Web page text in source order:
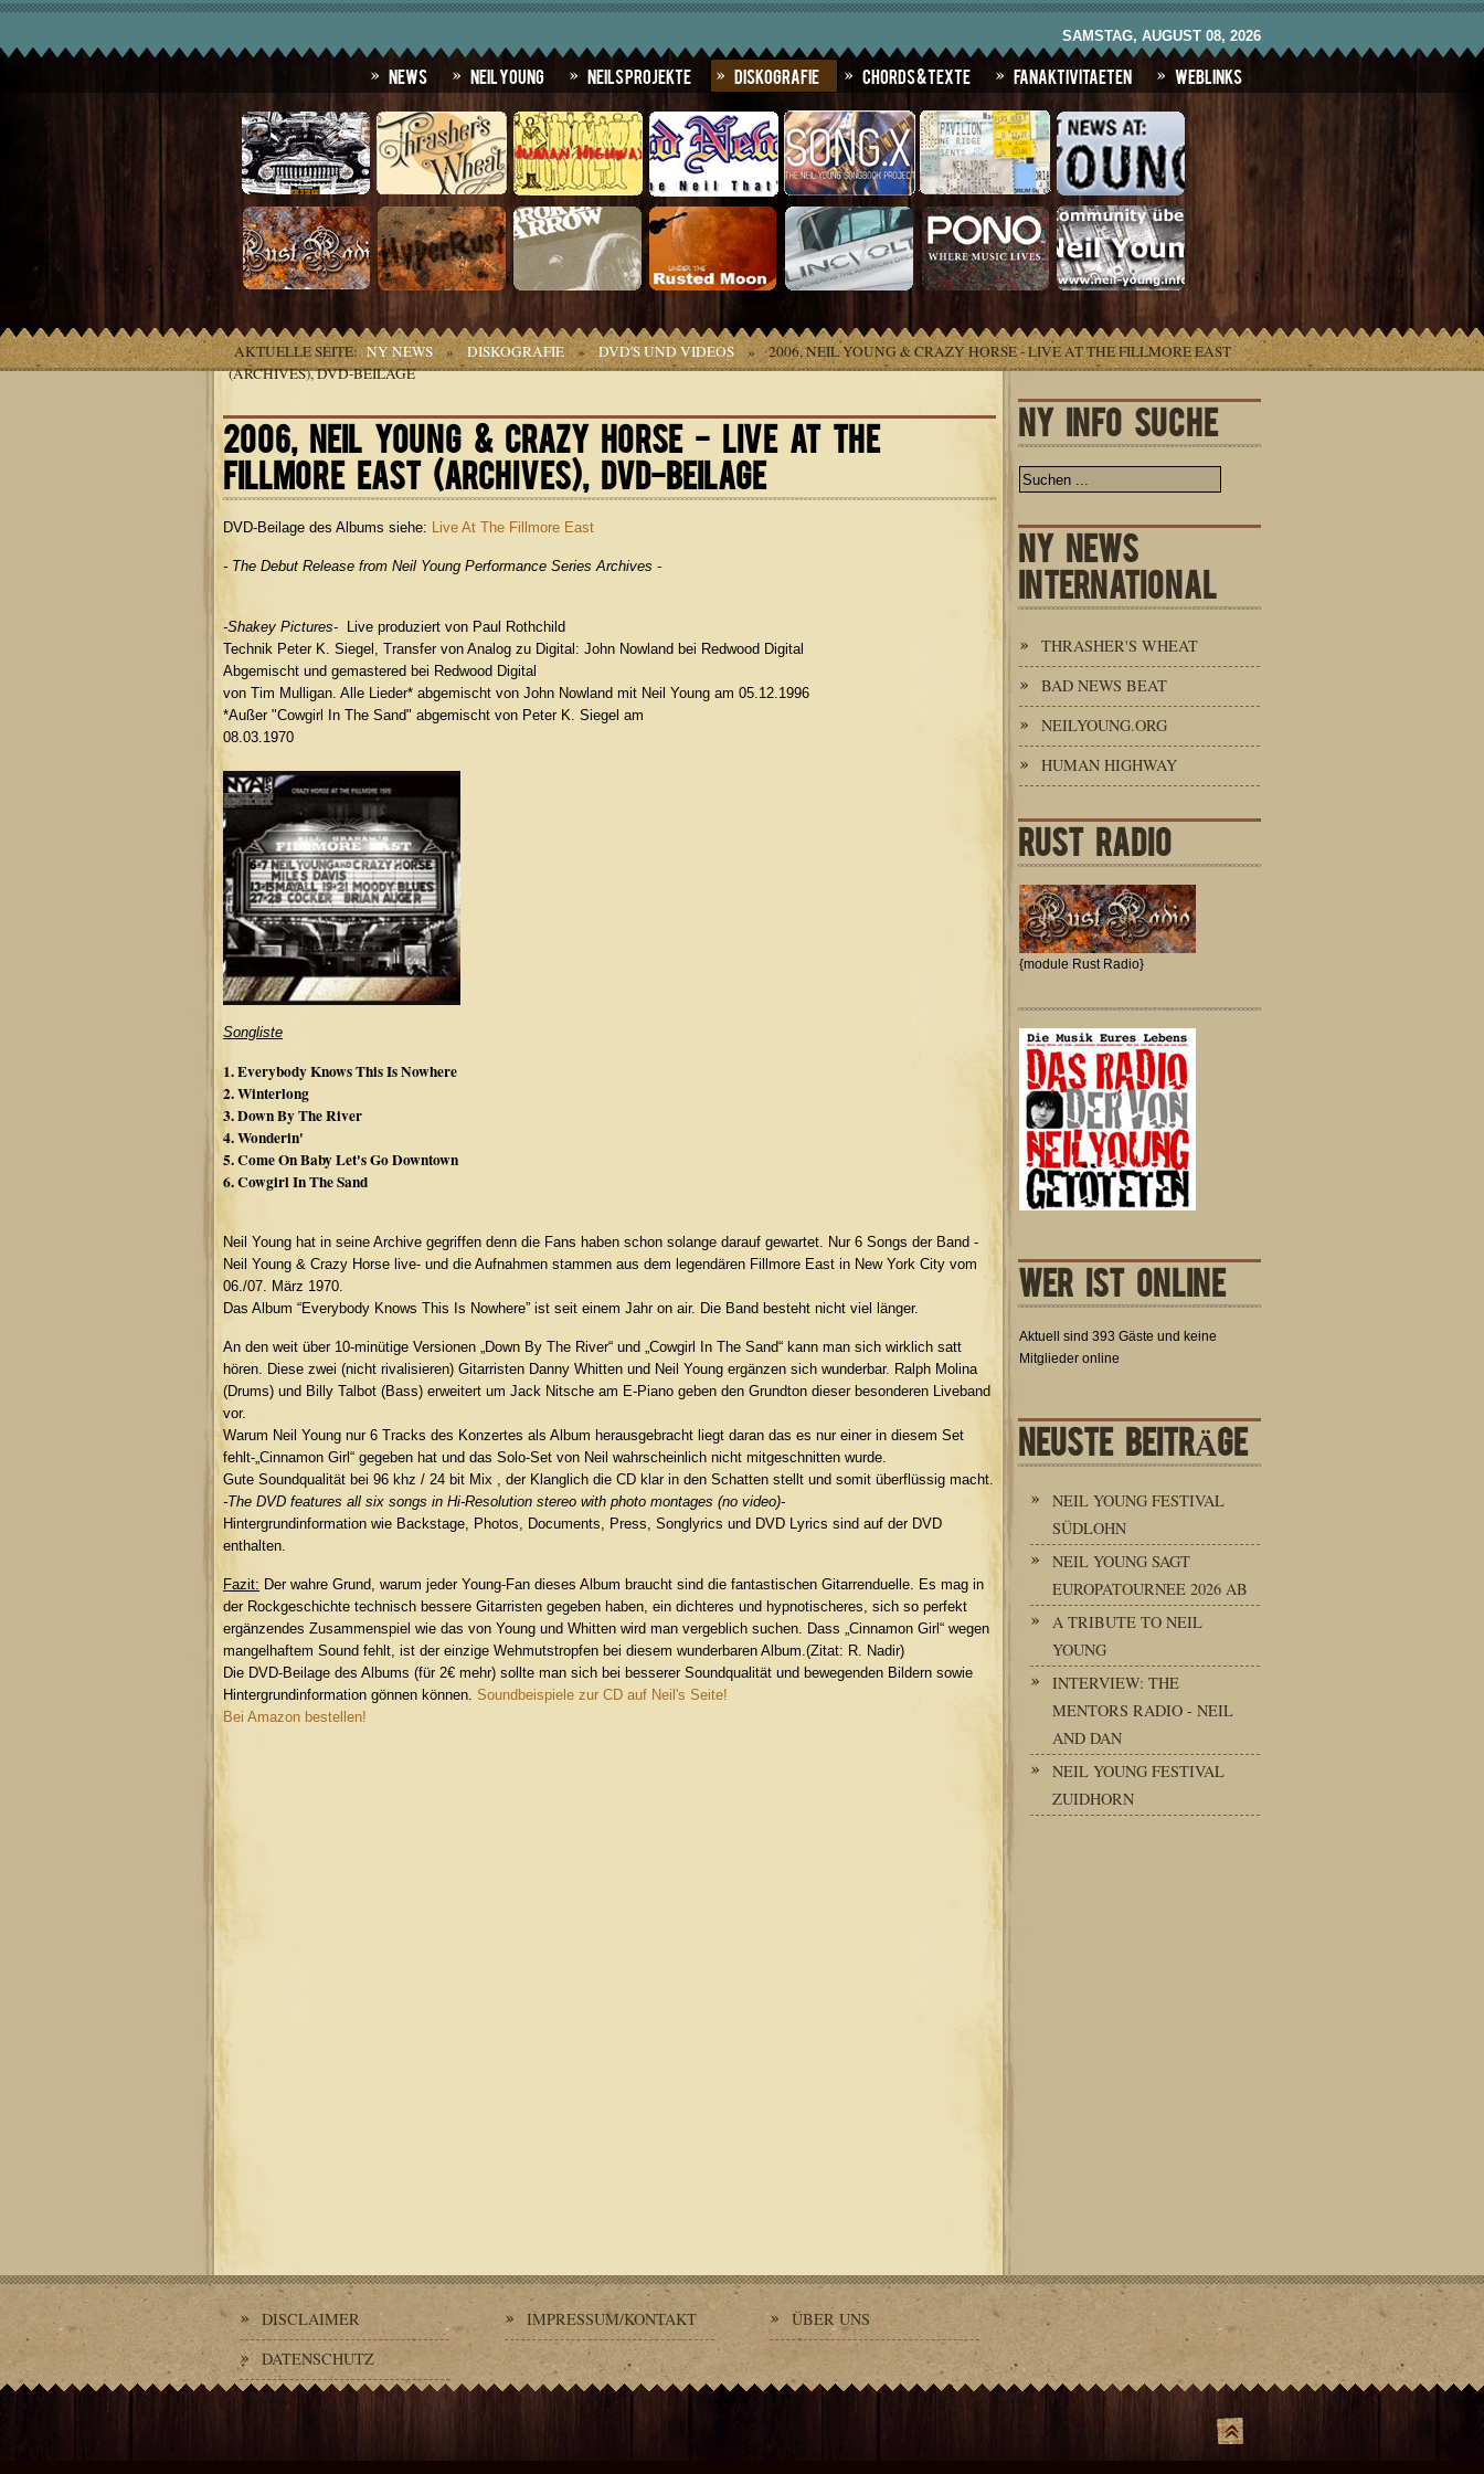
SAMSTAG, AUGUST 08, 2026
News Neil Young Neils Projekte Diskografie Chords & Texte Fanaktivitaeten Weblinks
AKTUELLE SEITE: NY NEWS » DISKOGRAFIE » DVD'S UND VIDEOS » 2006, NEIL YOUNG & CRAZY HORSE - LIVE AT THE FILLMORE EAST
(ARCHIVES), DVD-BEILAGE
2006, NEIL YOUNG & CRAZY HORSE - LIVE AT THE
FILLMORE EAST (ARCHIVES), DVD-BEILAGE
DVD-Beilage des Albums siehe: Live At The Fillmore East
- The Debut Release from Neil Young Performance Series Archives -
-Shakey Pictures- Live produziert von Paul Rothchild
Technik Peter K. Siegel, Transfer von Analog zu Digital: John Nowland bei Redwood Digital
Abgemischt und gemastered bei Redwood Digital
von Tim Mulligan. Alle Lieder* abgemischt von John Nowland mit Neil Young am 05.12.1996
*Außer "Cowgirl In The Sand" abgemischt von Peter K. Siegel am
08.03.1970
Songliste
1. Everybody Knows This Is Nowhere
2. Winterlong
3. Down By The River
4. Wonderin'
5. Come On Baby Let's Go Downtown
6. Cowgirl In The Sand
Neil Young hat in seine Archive gegriffen denn die Fans haben schon solange darauf gewartet. Nur 6 Songs der Band -
Neil Young & Crazy Horse live- und die Aufnahmen stammen aus dem legendären Fillmore East in New York City vom
06./07. März 1970.
Das Album “Everybody Knows This Is Nowhere” ist seit einem Jahr on air. Die Band besteht nicht viel länger.
An den weit über 10-minütige Versionen „Down By The River“ und „Cowgirl In The Sand“ kann man sich wirklich satt
hören. Diese zwei (nicht rivalisieren) Gitarristen Danny Whitten und Neil Young ergänzen sich wunderbar. Ralph Molina
(Drums) und Billy Talbot (Bass) erweitert um Jack Nitsche am E-Piano geben den Grundton dieser besonderen Liveband
vor.
Warum Neil Young nur 6 Tracks des Konzertes als Album herausgebracht liegt daran das es nur einer in diesem Set
fehlt-„Cinnamon Girl“ gegeben hat und das Solo-Set von Neil wahrscheinlich nicht mitgeschnitten wurde.
Gute Soundqualität bei 96 khz / 24 bit Mix , der Klanglich die CD klar in den Schatten stellt und somit überflüssig macht.
-The DVD features all six songs in Hi-Resolution stereo with photo montages (no video)-
Hintergrundinformation wie Backstage, Photos, Documents, Press, Songlyrics und DVD Lyrics sind auf der DVD
enthalten.
Fazit: Der wahre Grund, warum jeder Young-Fan dieses Album braucht sind die fantastischen Gitarrenduelle. Es mag in
der Rockgeschichte technisch bessere Gitarristen gegeben haben, ein dichteres und hypnotischeres, sich so perfekt
ergänzendes Zusammenspiel wie das von Young und Whitten wird man vergeblich suchen. Dass „Cinnamon Girl“ wegen
mangelhaftem Sound fehlt, ist der einzige Wehmutstropfen bei diesem wunderbaren Album.(Zitat: R. Nadir)
Die DVD-Beilage des Albums (für 2€ mehr) sollte man sich bei besserer Soundqualität und bewegenden Bildern sowie
Hintergrundinformation gönnen können. Soundbeispiele zur CD auf Neil's Seite!
Bei Amazon bestellen!
NY INFO SUCHE
NY NEWS
INTERNATIONAL
THRASHER'S WHEAT
BAD NEWS BEAT
NEILYOUNG.ORG
HUMAN HIGHWAY
RUST RADIO
{module Rust Radio}
WER IST ONLINE
Aktuell sind 393 Gäste und keine
Mitglieder online
NEUSTE BEITRÄGE
NEIL YOUNG FESTIVAL
SÜDLOHN
NEIL YOUNG SAGT
EUROPATOURNEE 2026 AB
A TRIBUTE TO NEIL
YOUNG
INTERVIEW: THE
MENTORS RADIO - NEIL
AND DAN
NEIL YOUNG FESTIVAL
ZUIDHORN
DISCLAIMER
DATENSCHUTZ
IMPRESSUM/KONTAKT ÜBER UNS